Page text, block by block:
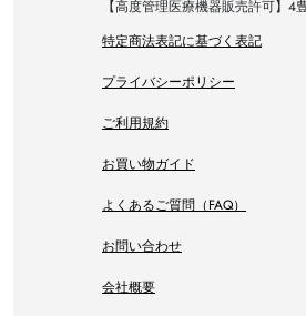
【高度管理医療機器販売許可】4
特定商法表記に基づく表記
プライバシーポリシー
ご利用規約
お買い物ガイド
よくあるご質問（FAQ）
お問い合わせ
会社概要